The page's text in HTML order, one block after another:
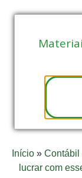
Início » Contábil
lucrar com